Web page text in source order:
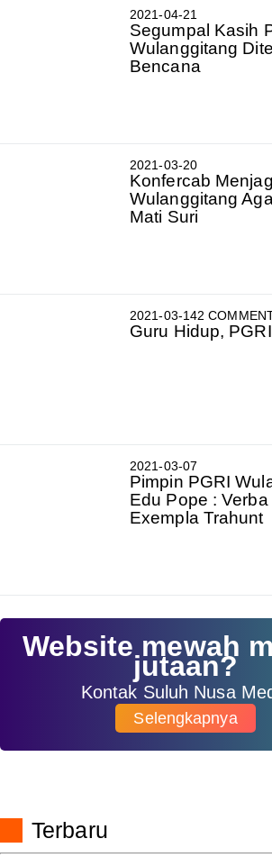
2021-04-21
Segumpal Kasih
Wulanggitang
Bencana
2021-03-20
Konfercab
Wulanggitang
Mati Suri
2021-03-142
Guru Hidup,
2021-03-07
Pimpin PGRI
Edu Pope :
Exempla Trahunt
Website mewah
jutaan?
Kontak Suluh Nusa
Selengkapnya
Terbaru